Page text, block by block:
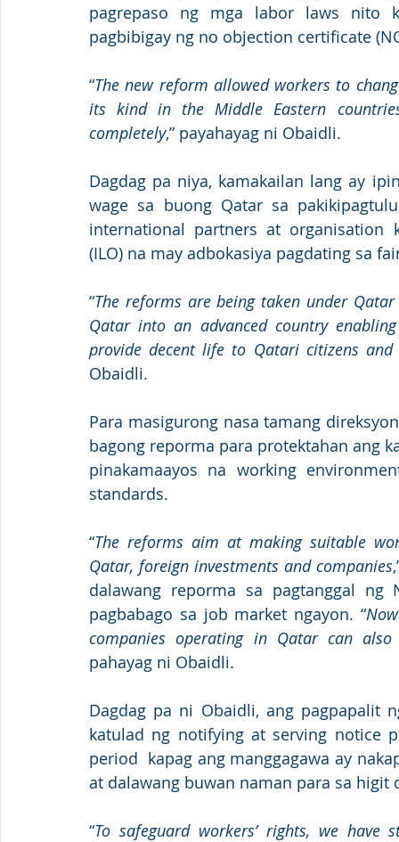
pagrepaso ng mga labor laws nito
pagbibigay ng no objection certificate
“The new reform allowed workers to
its kind in the Middle Eastern
completely,” payahayag ni Obaidli.
Dagdag pa niya, kamakailan lang ay
wage sa buong Qatar sa
international partners at organisation
(ILO) na may adbokasiya pagdating sa
“The reforms are being taken under
Qatar into an advanced country
provide decent life to Qatari citizens
Obaidli.
Para masigurong nasa tamang
bagong reporma para protektahan ang
pinakamaayos na working
standards.
“The reforms aim at making suitable
Qatar, foreign investments and companies
dalawang reporma sa pagtanggal ng
pagbabago sa job market ngayon. “
companies operating in Qatar can
pahayag ni Obaidli.
Dagdag pa ni Obaidli, ang pagpapalit
katulad ng notifying at serving notice
period  kapag ang manggagawa ay
at dalawang buwan naman para sa higit
“To safeguard workers’ rights, we have